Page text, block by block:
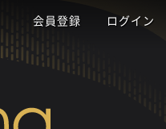
会員登録 ログイン